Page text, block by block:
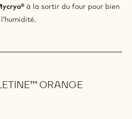
à la sortir du four pour bien
ORANGE